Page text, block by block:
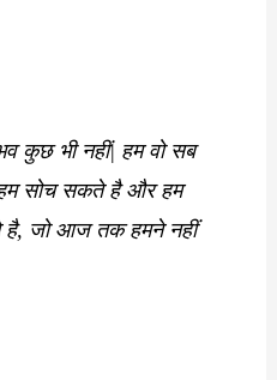
कुछ भी नहीं| हम वो सब
सोच सकते है और हम
है, जो आज तक हमने नहीं